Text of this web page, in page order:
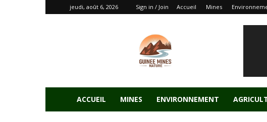
jeudi, août 6, 2026 Sign in / Join Accueil Mines
ACCUEIL MINES ENVIRONNEMENT